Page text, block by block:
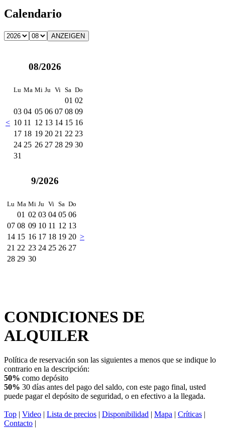
Calendario
08/2026
<
Lu Ma Mi Ju Vi Sa Do
01 02
03 04 05 06 07 08 09
10 11 12 13 14 15 16
17 18 19 20 21 22 23
24 25 26 27 28 29 30
31
9/2026
Lu Ma Mi Ju Vi Sa Do
01 02 03 04 05 06
07 08 09 10 11 12 13
14 15 16 17 18 19 20
21 22 23 24 25 26 27
28 29 30
>
CONDICIONES DE
ALQUILER
Política de reservación son las siguientes a menos que se indique lo
contrario en la descripción:
50% como depósito
50% 30 días antes del pago del saldo, con este pago final, usted
puede pagar el depósito de seguridad, o en efectivo a la llegada.
Top | Video | Lista de precios | Disponibilidad | Mapa | Críticas |
Contacto |